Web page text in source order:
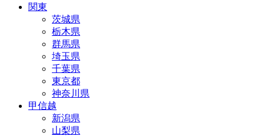
関東
茨城県
栃木県
群馬県
埼玉県
千葉県
東京都
神奈川県
甲信越
新潟県
山梨県